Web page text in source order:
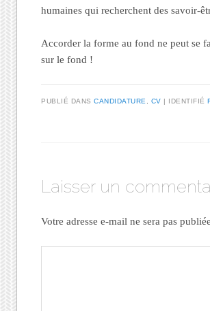
humaines qui recherchent des savoir-
Accorder la forme au fond ne peut se
sur le fond !
PUBLIÉ DANSCANDIDATURE CV | IDENTIFIÉ
Laisser un
Votre adresse e-mail ne sera pas